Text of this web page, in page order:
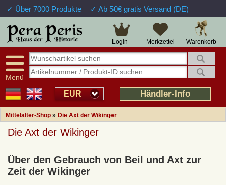
✓ Über 7000 Produkte ✓ Ab 50€ gratis Versand (DE)
Warenkorb
Merkzettel
Login
Menü
EUR Händler-Info
Mittelalter-Shop » Die Axt der Wikinger
Die Axt der Wikinger
Über den Gebrauch von Beil und Axt zur
Zeit der Wikinger